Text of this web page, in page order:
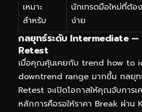
เหมาะ
สำหรับ
นักเทรดมือใหม่ที่ต้อ
ง่าย
กลยุทธ์ระดับ Intermediate —
Retest
เมื่อคุณคุ้นเคยกับ trend how to
downtrend range มากขึ้น กลยุท
Retest จะเปิดโอกาสให้คุณจับการ
หลักการคือรอให้ราคา Break ผ่า